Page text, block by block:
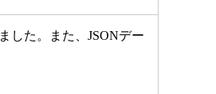
した。また、JSONデー